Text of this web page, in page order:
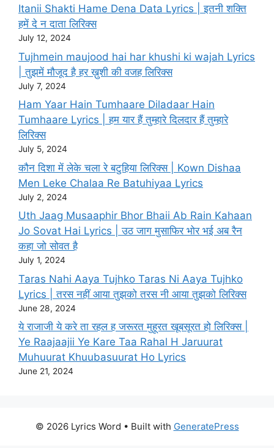
Itanii Shakti Hame Dena Data Lyrics | इतनी शक्ति
हमें दे न दाता लिरिक्स
July 12, 2024
Tujhmein maujood hai har khushi ki wajah Lyrics
| तुझमें मौजूद है हर ख़ुशी की वजह लिरिक्स
July 7, 2024
Ham Yaar Hain Tumhaare Diladaar Hain
Tumhaare Lyrics | हम यार हैं तुम्हारे दिलदार हैं तुम्हारे
लिरिक्स
July 5, 2024
कौन दिशा में लेके चला रे बटुहिया लिरिक्स | Kown Dishaa
Men Leke Chalaa Re Batuhiyaa Lyrics
July 2, 2024
Uth Jaag Musaaphir Bhor Bhaii Ab Rain Kahaan
Jo Sovat Hai Lyrics | उठ जाग मुसाफिर भोर भई अब रैन
कहा जो सोवत है
July 1, 2024
Taras Nahi Aaya Tujhko Taras Ni Aaya Tujhko
Lyrics | तरस नहीं आया तुझको तरस नी आया तुझको लिरिक्स
June 28, 2024
ये राजाजी ये करे ता रहल ह जरूरत मुहूरत खूबसूरत हो लिरिक्स |
Ye Raajaajii Ye Kare Taa Rahal H Jaruurat
Muhuurat Khuubasuurat Ho Lyrics
June 21, 2024
© 2026 Lyrics Word • Built with GeneratePress